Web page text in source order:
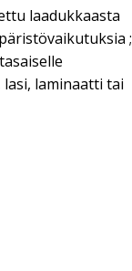
laadukkaasta
;
laminaatti tai